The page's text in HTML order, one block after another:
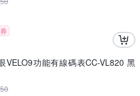
券
VELO9功能有線碼表CC-VL820 黑